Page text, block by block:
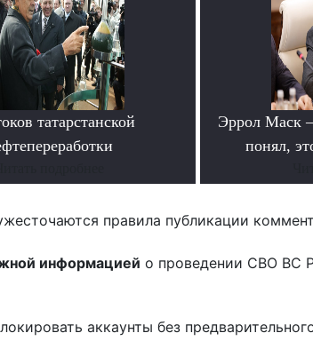
татарстанской
Эррол Маск
понял,
правила публикации
информацией о проведении СВО ВС
аккаунты без